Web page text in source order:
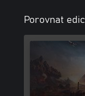
Internet
(subscriptions sold
Porovnat